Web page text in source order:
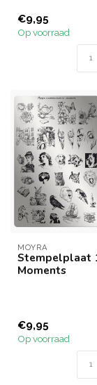
€9,95
Op voorraad
MOYRA
Stempelplaat
Moments
€9,95
Op voorraad